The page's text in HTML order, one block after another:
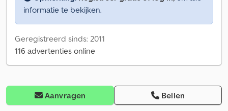
informatie te bekijken.
Geregistreerd sinds: 2011
116 advertenties online
Aanvragen Bellen